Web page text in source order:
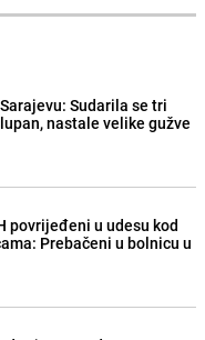
Sudarila se tri
nastale velike gužve
povrijeđeni u udesu kod
Prebačeni u bolnicu u